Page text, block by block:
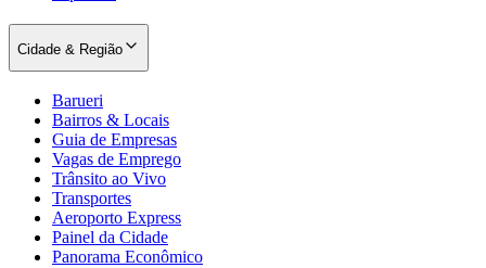
Botafogo
Cidade & Região
Barueri
Bairros & Locais
Guia de Empresas
Vagas de Emprego
Trânsito ao Vivo
Transportes
Aeroporto Express
Painel da Cidade
Panorama Econômico